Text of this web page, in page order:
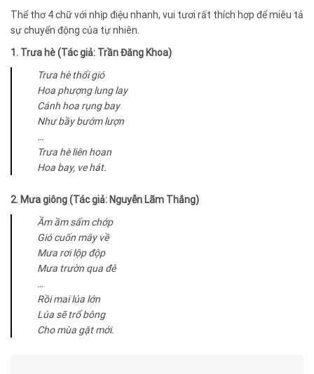
Thể thơ 4 chữ với nhịp điệu nhanh, vui tươi rất thích hợp để miêu tả
sự chuyển động của tự nhiên.
1. Trưa hè (Tác giả: Trần Đăng Khoa)
Trưa hè thổi gió
Hoa phượng lung lay
Cánh hoa rụng bay
Như bầy bướm lượn
…
Trưa hè liên hoan
Hoa bay, ve hát.
2. Mưa giông (Tác giả: Nguyễn Lãm Thắng)
Ầm ầm sấm chớp
Gió cuốn mây về
Mưa rơi lộp độp
Mưa trườn qua đê
…
Rồi mai lúa lớn
Lúa sẽ trổ bông
Cho mùa gặt mới.